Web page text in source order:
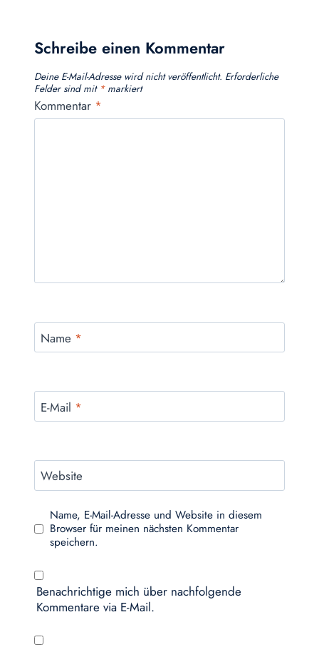
Schreibe einen Kommentar
Deine E-Mail-Adresse wird nicht veröffentlicht. Erforderliche
Felder sind mit *markiert
Kommentar *
Name *
E-Mail *
Website
Name, E-Mail-Adresse und Website in diesem
Browser für meinen nächsten Kommentar
speichern.
Benachrichtige mich über nachfolgende
Kommentare via E-Mail.